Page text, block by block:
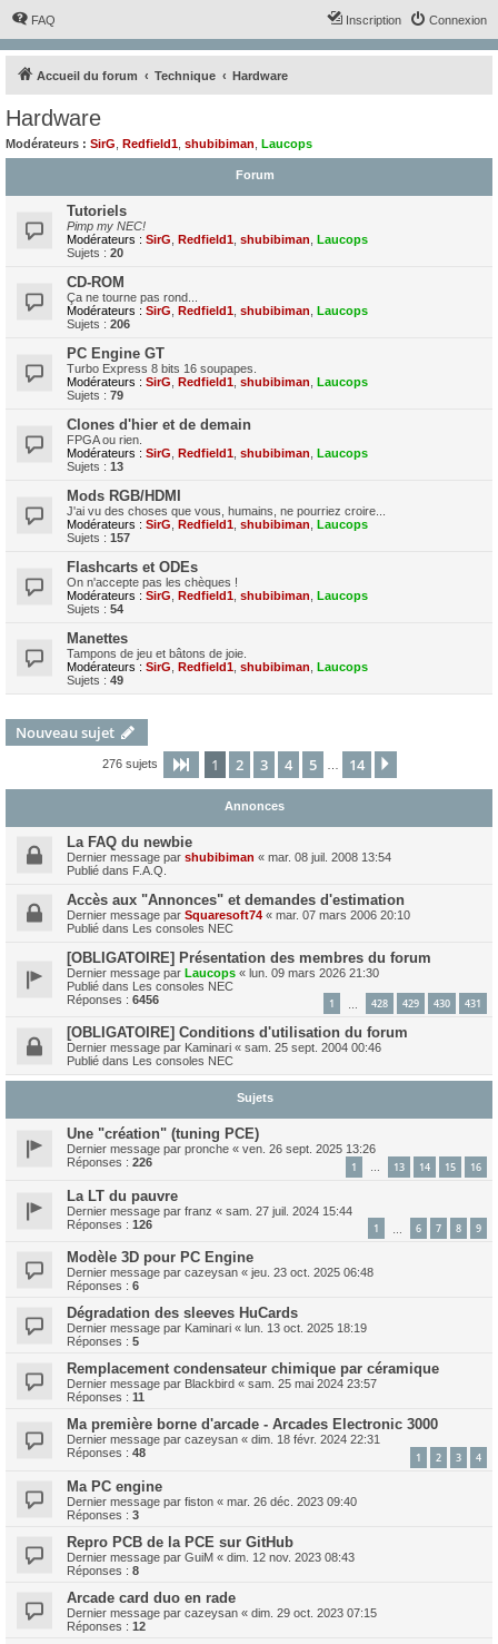
FAQ Connexion
Inscription
Accueil du forum Technique Hardware
Hardware
Modérateurs : SirG Redfield1 shubibiman Laucops
Forum
Tutoriels
Pimp my NEC!
Modérateurs : SirG Redfield1 shubibiman Laucops
Sujets : 20
CD-ROM
Ça ne tourne pas rond...
Modérateurs : SirG Redfield1 shubibiman Laucops
Sujets : 206
PC Engine GT
Turbo Express 8 bits 16 soupapes.
Modérateurs : SirG Redfield1 shubibiman Laucops
Sujets : 79
Clones d'hier et de demain
FPGA ou rien.
Modérateurs : SirG Redfield1 shubibiman Laucops
Sujets : 13
Mods RGB/HDMI
J'ai vu des choses que vous, humains, ne pourriez croire...
Modérateurs : SirG Redfield1 shubibiman Laucops
Sujets : 157
Flashcarts et ODEs
On n'accepte pas les chèques !
Modérateurs : SirG Redfield1 shubibiman Laucops
Sujets : 54
Manettes
Tampons de jeu et bâtons de joie.
Modérateurs : SirG Redfield1 shubibiman Laucops
Sujets : 49
Nouveau sujet
276 sujets Page 1sur14
1 2 3 4 5 14
Annonces
La FAQ du newbie
Dernier message par shubibiman « mar. 08 juil. 2008 13:54
Publié dans F.A.Q.
Accès aux "Annonces" et demandes d'estimation
Dernier message par Squaresoft74 « mar. 07 mars 2006 20:10
Publié dans Les consoles NEC
[OBLIGATOIRE] Présentation des membres du forum
Dernier message par Laucops « lun. 09 mars 2026 21:30
Publié dans Les consoles NEC
Réponses : 6456 1 428 429 430 431
[OBLIGATOIRE] Conditions d'utilisation du forum
Dernier message par Kaminari « sam. 25 sept. 2004 00:46
Publié dans Les consoles NEC
Sujets
Une "création" (tuning PCE)
Dernier message par pronche « ven. 26 sept. 2025 13:26
Réponses : 226 1 … 13 14 15 16
La LT du pauvre
Dernier message par franz « sam. 27 juil. 2024 15:44
Réponses : 126 1 6 7 8 9
Modèle 3D pour PC Engine
Dernier message par cazeysan « jeu. 23 oct. 2025 06:48
Réponses : 6
Dégradation des sleeves HuCards
Dernier message par Kaminari « lun. 13 oct. 2025 18:19
Réponses : 5
Remplacement condensateur chimique par céramique
Dernier message par Blackbird « sam. 25 mai 2024 23:57
Réponses : 11
Ma première borne d'arcade - Arcades Electronic 3000
Dernier message par cazeysan « dim. 18 févr. 2024 22:31
Réponses : 48 1 2 3 4
Ma PC engine
Dernier message par fiston « mar. 26 déc. 2023 09:40
Réponses : 3
Repro PCB de la PCE sur GitHub
Dernier message par GuiM « dim. 12 nov. 2023 08:43
Réponses : 8
Arcade card duo en rade
Dernier message par cazeysan « dim. 29 oct. 2023 07:15
Réponses : 12